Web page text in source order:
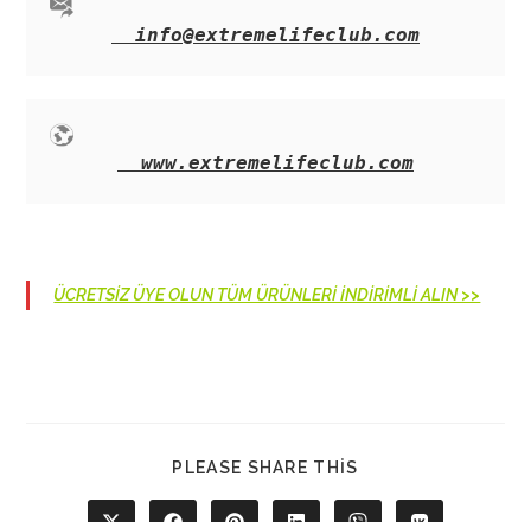
info@extremelifeclub.com
www.extremelifeclub.com
ÜCRETSİZ ÜYE OLUN TÜM ÜRÜNLERİ İNDİRİMLİ ALIN >>
PLEASE SHARE THIS
CONTENT